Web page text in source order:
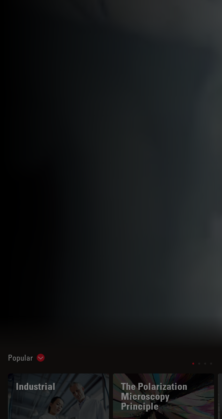
Popular Show subnavigation
Industrial
The Polarization
Microscopy
Principle